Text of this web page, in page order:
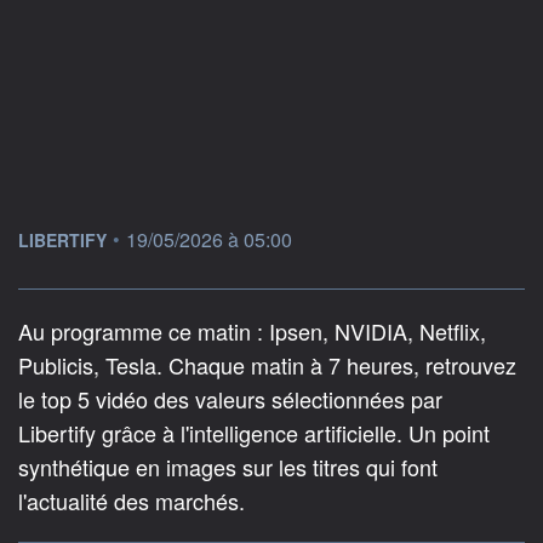
information fournie par
LIBERTIFY • 19/05/2026 à 05:00
Au programme ce matin : Ipsen, NVIDIA, Netflix,
Publicis, Tesla. Chaque matin à 7 heures, retrouvez
le top 5 vidéo des valeurs sélectionnées par
Libertify grâce à l'intelligence artificielle. Un point
synthétique en images sur les titres qui font
l'actualité des marchés.